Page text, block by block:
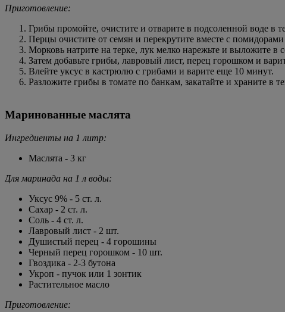
Приготовление:
Грибы промойте, очистите и отварите в подсоленной воде в
Перцы очистите от семян и перекрутите вместе с
Морковь натрите на терке, лук мелко нарежьте и выложите в
Затем добавьте грибы, лавровый лист, перец горошком и
Влейте уксус в кастрюлю с грибами и варите еще 10 минут.
Разложите грибы в томате по банкам, закатайте и храните в
Маринованные маслята
Ингредиенты на 1 литр:
Маслята - 3 кг
Для маринада на 1 л воды:
Уксус 9% - 5 ст. л.
Сахар - 2 ст. л.
Соль - 4 ст. л.
Лавровый лист - 2 шт.
Душистый перец - 4 горошины
Черный перец горошком - 10 шт.
Гвоздика - 2-3 бутона
Укроп - пучок или 1 зонтик
Растительное масло
Приготовление: